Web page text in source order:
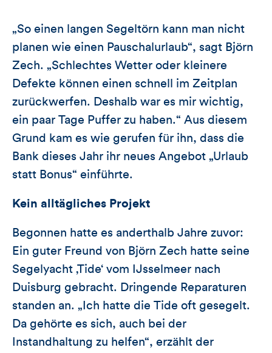
„So einen langen Segeltörn kann man nicht
planen wie einen Pauschalurlaub“, sagt Björn
Zech. „Schlechtes Wetter oder kleinere
Defekte können einen schnell im Zeitplan
zurückwerfen. Deshalb war es mir wichtig,
ein paar Tage Puffer zu haben.“ Aus diesem
Grund kam es wie gerufen für ihn, dass die
Bank dieses Jahr ihr neues Angebot „Urlaub
statt Bonus“ einführte.
Kein alltägliches Projekt
Begonnen hatte es anderthalb Jahre zuvor:
Ein guter Freund von Björn Zech hatte seine
Segelyacht ‚Tide‘ vom IJsselmeer nach
Duisburg gebracht. Dringende Reparaturen
standen an. „Ich hatte die Tide oft gesegelt.
Da gehörte es sich, auch bei der
Instandhaltung zu helfen“, erzählt der